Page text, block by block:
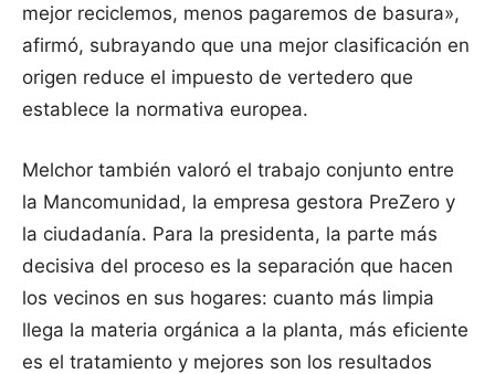
mejor reciclemos, menos pagaremos de basura»,
afirmó, subrayando que una mejor clasificación en
origen reduce el impuesto de vertedero que
establece la normativa europea.
Melchor también valoró el trabajo conjunto entre
la Mancomunidad, la empresa gestora PreZero y
la ciudadanía. Para la presidenta, la parte más
decisiva del proceso es la separación que hacen
los vecinos en sus hogares: cuanto más limpia
llega la materia orgánica a la planta, más eficiente
es el tratamiento y mejores son los resultados